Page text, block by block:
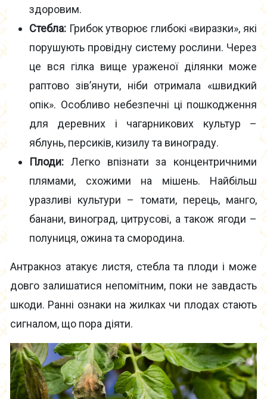
здоровим.
Стебла: Грибок утворює глибокі «виразки», які
порушують провідну систему рослини. Через
це вся гілка вище ураженої ділянки може
раптово зів’янути, ніби отримала «швидкий
опік». Особливо небезпечні ці пошкодження
для деревних і чагарникових культур –
яблунь, персиків, кизилу та винограду.
Плоди: Легко впізнати за концентричними
плямами, схожими на мішень. Найбільш
уразливі культури – томати, перець, манго,
банани, виноград, цитрусові, а також ягоди –
полуниця, ожина та смородина.
Антракноз атакує листя, стебла та плоди і може
довго залишатися непомітним, поки не завдасть
шкоди. Ранні ознаки на жилках чи плодах стають
сигналом, що пора діяти.